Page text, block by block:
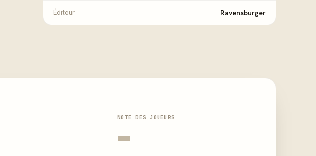
Éditeur Ravensburger
NOTE DES JOUEURS
-